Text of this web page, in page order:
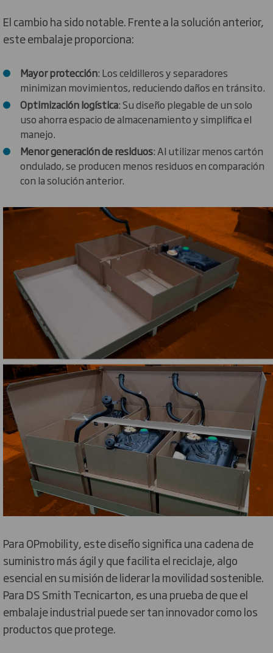
El cambio ha sido notable. Frente a la solución anterior,
este embalaje proporciona:
Mayor protección: Los celdilleros y separadores
minimizan movimientos, reduciendo daños en tránsito.
Optimización logística: Su diseño plegable de un solo
uso ahorra espacio de almacenamiento y simplifica el
manejo.
Menor generación de residuos: Al utilizar menos cartón
ondulado, se producen menos residuos en comparación
con la solución anterior.
Para OPmobility, este diseño significa una cadena de
suministro más ágil y que facilita el reciclaje, algo
esencial en su misión de liderar la movilidad sostenible.
Para DS Smith Tecnicarton, es una prueba de que el
embalaje industrial puede ser tan innovador como los
productos que protege.